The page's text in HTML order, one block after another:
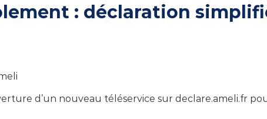
: déclaration
d’un nouveau téléservice sur declare.ameli.fr